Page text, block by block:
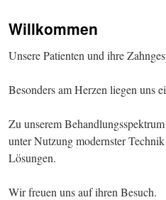
Willkommen
Unsere Patienten und ihre
Besonders am Herzen liegen uns
Zu unserem
unter Nutzung modernster
Lösungen.
Wir freuen uns auf ihren Besuch.